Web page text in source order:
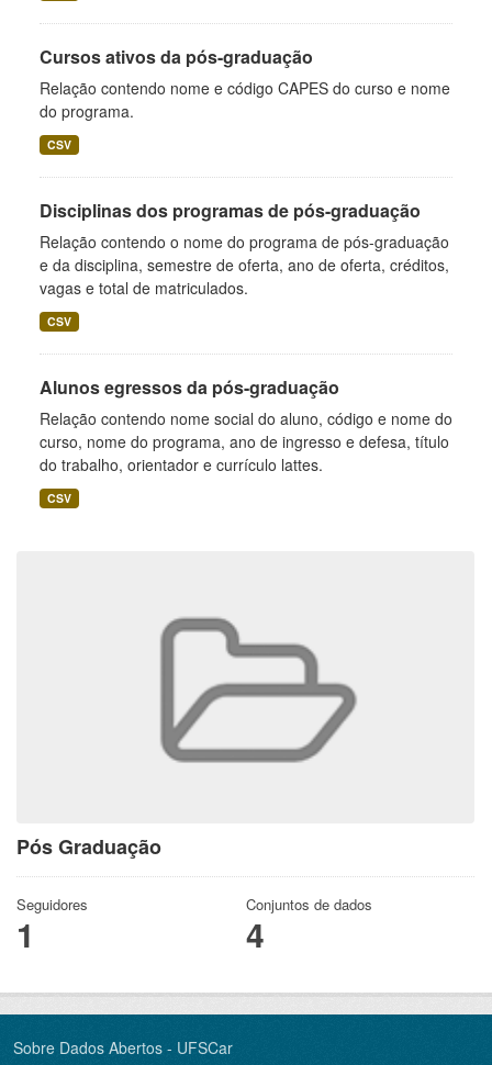
Pós Graduação
Seguidores
1
Conjuntos de dados
4
Cursos ativos da pós-graduação
Relação contendo nome e código CAPES do curso e nome
do programa.
CSV
Disciplinas dos programas de pós-graduação
Relação contendo o nome do programa de pós-graduação
e da disciplina, semestre de oferta, ano de oferta, créditos,
vagas e total de matriculados.
CSV
Alunos egressos da pós-graduação
Relação contendo nome social do aluno, código e nome do
curso, nome do programa, ano de ingresso e defesa, título
do trabalho, orientador e currículo lattes.
CSV
Sobre Dados Abertos - UFSCar